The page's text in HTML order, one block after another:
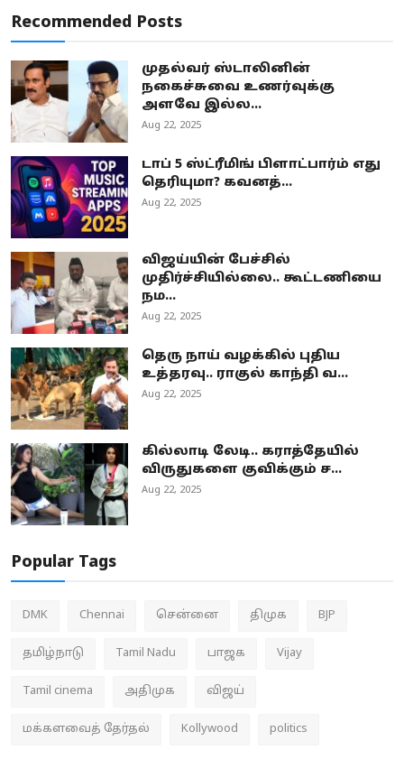
Recommended Posts
முதல்வர் ஸ்டாலினின்
நகைச்சுவை உணர்வுக்கு
அளவே இல்ல...
Aug 22, 2025
டாப் 5 ஸ்ட்ரீமிங் பிளாட்பார்ம் எது
தெரியுமா? கவனத்...
Aug 22, 2025
விஜய்யின் பேச்சில்
முதிர்ச்சியில்லை.. கூட்டணியை
நம...
Aug 22, 2025
தெரு நாய் வழக்கில் புதிய
உத்தரவு.. ராகுல் காந்தி வ...
Aug 22, 2025
கில்லாடி லேடி.. கராத்தேயில்
விருதுகளை குவிக்கும் ச...
Aug 22, 2025
Popular Tags
DMK Chennai சென்னை திமுக BJP
தமிழ்நாடு Tamil Nadu பாஜக Vijay
Tamil cinema அதிமுக விஜய்
மக்களவைத் தேர்தல் Kollywood politics